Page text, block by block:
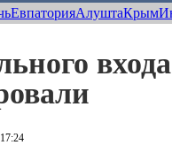
ЕвпаторияАлуштаКрым